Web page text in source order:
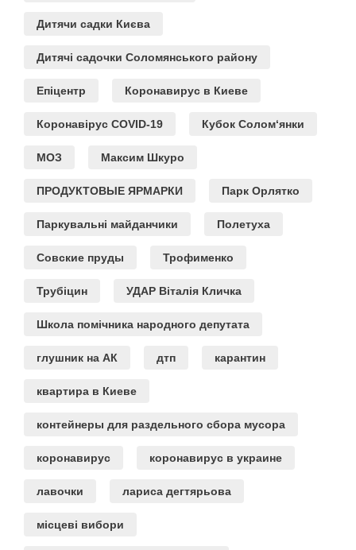
Дитячи садки Києва
Дитячі садочки Соломянського району
Епіцентр Коронавирус в Киеве
Коронавірус COVID-19 Кубок Солом‘янки
МОЗ Максим Шкуро
ПРОДУКТОВЫЕ ЯРМАРКИ Парк Орлятко
Паркувальні майданчики Полетуха
Совские пруды Трофименко
Трубіцин УДАР Віталія Кличка
Школа помічника народного депутата
глушник на АК дтп карантин
квартира в Киеве
контейнеры для раздельного сбора мусора
коронавирус коронавирус в украине
лавочки лариса дегтярьова
місцеві вибори